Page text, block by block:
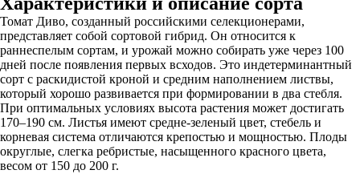
Томат Диво, созданный российскими селекционерами,
представляет собой сортовой гибрид. Он относится к
раннеспелым сортам, и урожай можно собирать уже через 100
дней после появления первых всходов. Это индетерминантный
сорт с раскидистой кроной и средним наполнением листвы,
который хорошо развивается при формировании в два стебля.
При оптимальных условиях высота растения может достигать
170–190 см. Листья имеют средне-зеленый цвет, стебель и
корневая система отличаются крепостью и мощностью. Плоды
округлые, слегка ребристые, насыщенного красного цвета,
весом от 150 до 200 г.